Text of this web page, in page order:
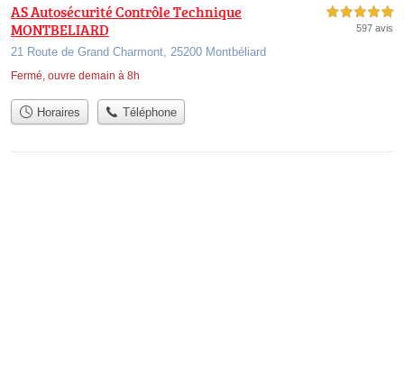
AS Autosécurité Contrôle Technique
MONTBELIARD
21 Route de Grand Charmont, 25200 Montbéliard
Fermé, ouvre demain à 8h
5,0 étoiles sur 5
597 avis
Horaires Téléphone